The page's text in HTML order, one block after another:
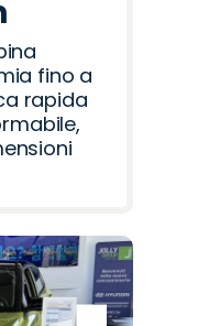
fino a
rapida